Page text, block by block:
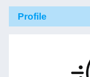
Profile